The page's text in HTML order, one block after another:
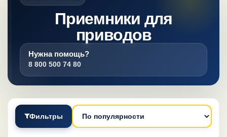
Приемники для
приводов
Нужна помощь?
8 800 500 74 80
Фильтры